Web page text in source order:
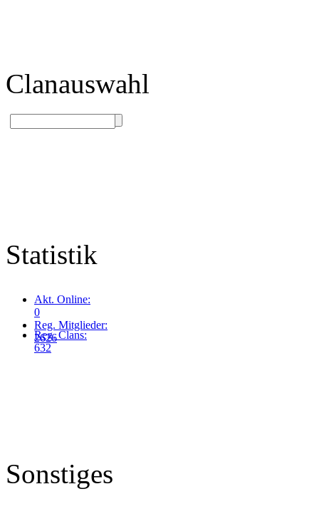
Clanauswahl
Statistik
Akt. Online:
0
Reg. Mitglieder:
2626
Reg. Clans:
632
Sonstiges